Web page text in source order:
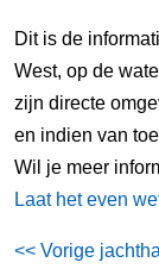
Dit is de
West, op de
zijn directe
en indien van
Wil je meer
Laat het even
<< Vorige